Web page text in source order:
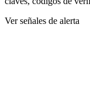
Ver señales de alerta